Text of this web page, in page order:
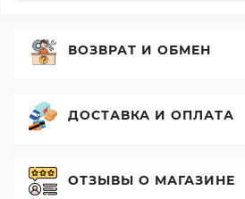
ВОЗВРАТ И ОБМЕН
ДОСТАВКА И ОПЛАТА
ОТЗЫВЫ О МАГАЗИНЕ